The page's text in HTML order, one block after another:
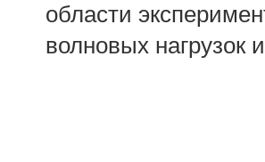
области
волновых нагрузок